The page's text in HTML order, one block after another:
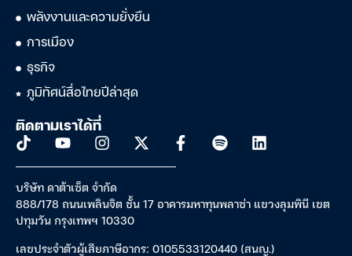
พลังงานและความยั่งยืน
การเมือง
ธุรกิจ
ภูมิทัศน์สื่อไทยปีล่าสุด
ติดตามเราได้ที่
บริษัท ดาต้าเซ็ต จำกัด
888/178 ถนนเพลินจิต ชั้น 17 อาคารมหาทุนพลาซ่า แขวงลุมพินี เขต
ปทุมวัน กรุงเทพฯ 10330
เลขประจำตัวผู้เสียภาษีอากร: 0105533120440 (สนญ.)